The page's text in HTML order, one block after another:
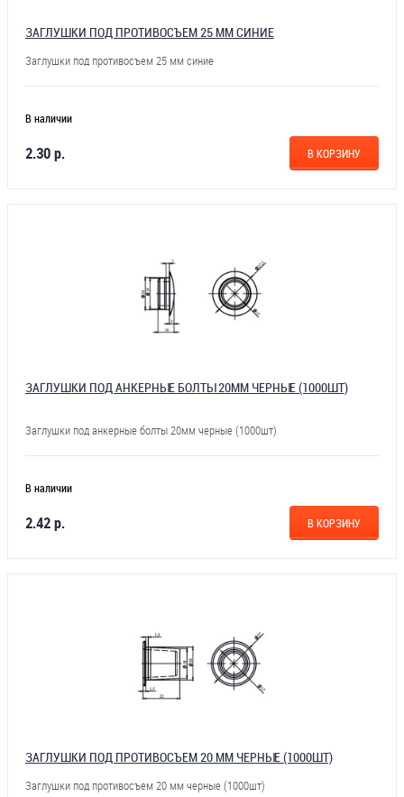
ЗАГЛУШКИ ПОД ПРОТИВОСЪЕМ 25 ММ СИНИЕ
Заглушки под противосъем 25 мм синие
В наличии
2.30 р. В КОРЗИНУ
ЗАГЛУШКИ ПОД АНКЕРНЫЕ БОЛТЫ 20ММ ЧЕРНЫЕ (1000ШТ)
Заглушки под анкерные болты 20мм черные (1000шт)
В наличии
2.42 р. В КОРЗИНУ
ЗАГЛУШКИ ПОД ПРОТИВОСЪЕМ 20 ММ ЧЕРНЫЕ (1000ШТ)
Заглушки под противосъем 20 мм черные (1000шт)